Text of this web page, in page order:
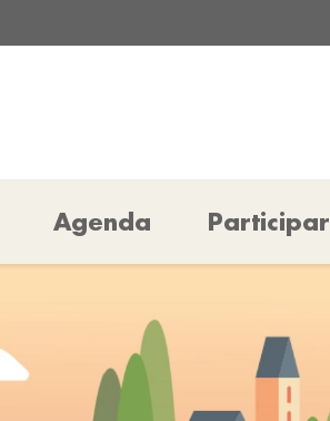
Agenda Participar